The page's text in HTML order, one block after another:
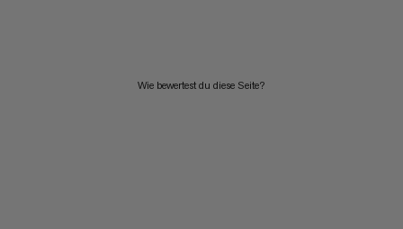
Wie bewertest du diese Seite?